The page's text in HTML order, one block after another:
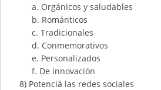
a. Orgánicos y saludables
b. Románticos
c. Tradicionales
d. Conmemorativos
e. Personalizados
f. De innovación
8) Potenciá las redes sociales